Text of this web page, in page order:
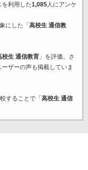
を利用した1,085人にアンケ
にした「 高校生 通信教
校生 通信教育」を評価。さ
ザーの声も掲載していま
することで「 高校生 通信